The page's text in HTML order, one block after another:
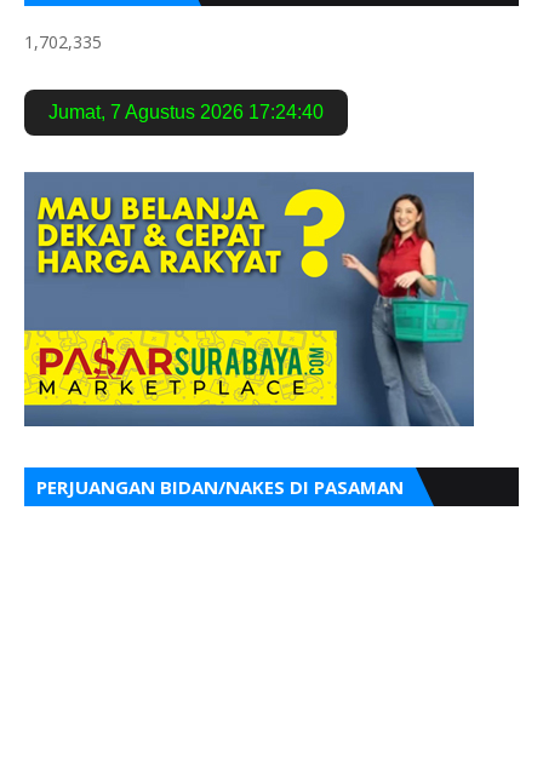
1,702,335
Jumat, 7 Agustus 2026 17:24:41
PERJUANGAN BIDAN/NAKES DI PASAMAN